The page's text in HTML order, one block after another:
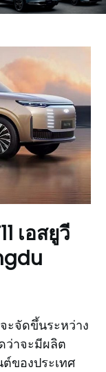
เอสยูวี
จะจัดขึ้นระหว่าง
ว่าจะมีผลิต
ของประเทศ